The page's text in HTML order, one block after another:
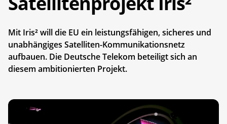
Mit Iris² will die EU ein leistungsfähigen, sicheres und
unabhängiges Satelliten-Kommunikationsnetz
aufbauen. Die Deutsche Telekom beteiligt sich an
diesem ambitionierten Projekt.